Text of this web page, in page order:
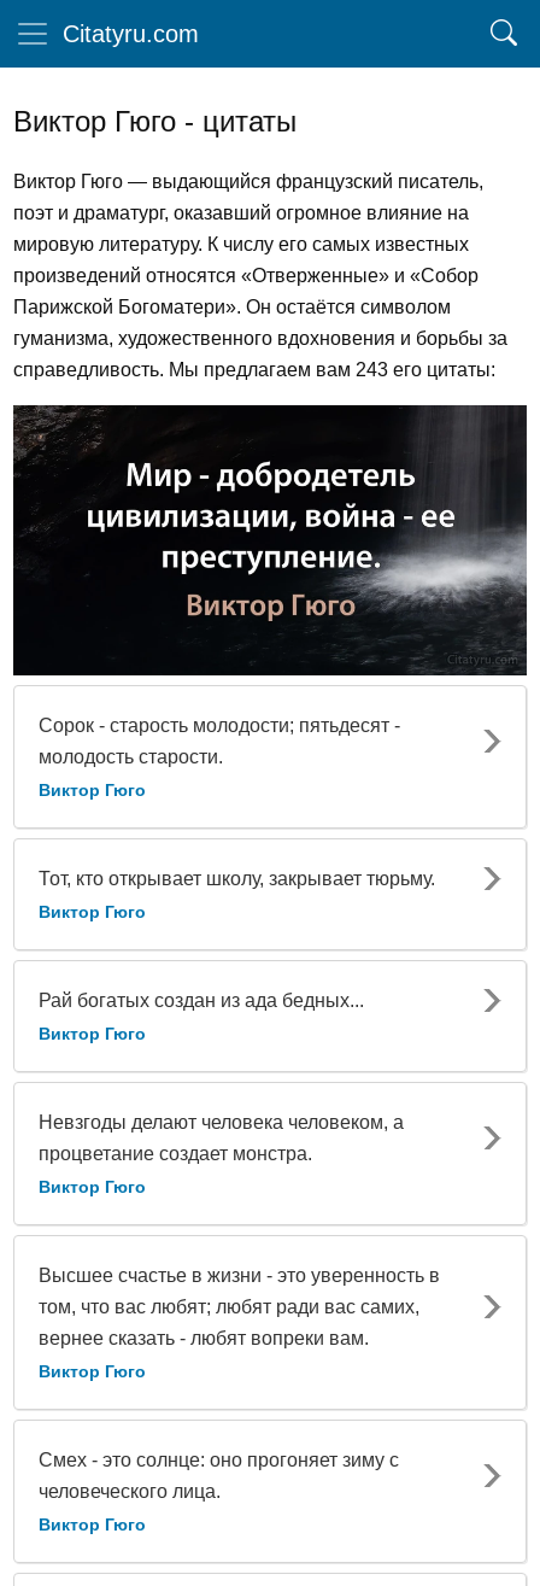
Citatyru.com
Виктор Гюго - цитаты
Виктор Гюго — выдающийся французский писатель,
поэт и драматург, оказавший огромное влияние на
мировую литературу. К числу его самых известных
произведений относятся «Отверженные» и «Собор
Парижской Богоматери». Он остаётся символом
гуманизма, художественного вдохновения и борьбы за
справедливость. Мы предлагаем вам 243 его цитаты:
Сорок - старость молодости; пятьдесят -
молодость старости.
Виктор Гюго
Тот, кто открывает школу, закрывает тюрьму.
Виктор Гюго
Рай богатых создан из ада бедных...
Виктор Гюго
Невзгоды делают человека человеком, а
процветание создает монстра.
Виктор Гюго
Высшее счастье в жизни - это уверенность в
том, что вас любят; любят ради вас самих,
вернее сказать - любят вопреки вам.
Виктор Гюго
Смех - это солнце: оно прогоняет зиму с
человеческого лица.
Виктор Гюго